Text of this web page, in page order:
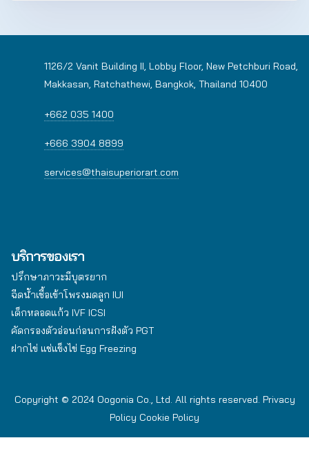
1126/2 Vanit Building II, Lobby Floor, New Petchburi Road,
Makkasan, Ratchathewi, Bangkok, Thailand 10400
+662 035 1400
+666 3904 8899
services@thaisuperiorart.com
บริการของเรา
ปรึกษาภาวะมีบุตรยาก
ฉีดน้ำเชื้อเข้าโพรงมดลูก IUI
เด็กหลอดแก้ว IVF ICSI
คัดกรองตัวอ่อนก่อนการฝังตัว PGT
ฝากไข่ แช่แข็งไข่ Egg Freezing
Copyright © 2024 Oogonia Co., Ltd. All rights reserved. Privacy
Policy Cookie Policy